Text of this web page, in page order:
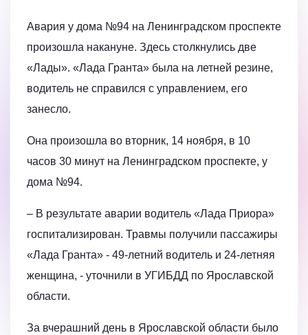
Авария у дома №94 на Ленинградском проспекте
произошла накануне. Здесь столкнулись две
«Лады». «Лада Гранта» была на летней резине,
водитель не справился с управлением, его
занесло.
Она произошла во вторник, 14 ноября, в 10
часов 30 минут на Ленинградском проспекте, у
дома №94.
– В результате аварии водитель «Лада Приора»
госпитализирован. Травмы получили пассажиры
«Лада Гранта» - 49-летний водитель и 24-летняя
женщина, - уточнили в УГИБДД по Ярославской
области.
За вчерашний день в Ярославской области было